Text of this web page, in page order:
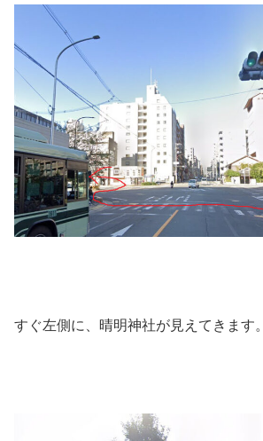
すぐ左側に、晴明神社が見えてきます。